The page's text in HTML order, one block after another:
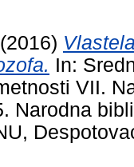
(2016)
In:
VII.
Narodna